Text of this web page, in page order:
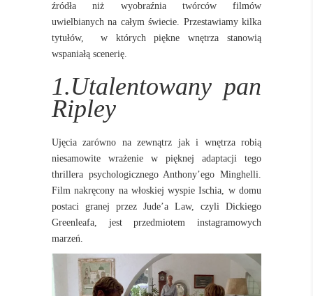
źródła niż wyobraźnia twórców filmów
uwielbianych na całym świecie. Przestawiamy kilka
tytułów, w których piękne wnętrza stanowią
wspaniałą scenerię.
1.Utalentowany pan
Ripley
Ujęcia zarówno na zewnątrz jak i wnętrza robią
niesamowite wrażenie w pięknej adaptacji tego
thrillera psychologicznego Anthony’ego Minghelli.
Film nakręcony na włoskiej wyspie Ischia, w domu
postaci granej przez Jude’a Law, czyli Dickiego
Greenleafa, jest przedmiotem instagramowych
marzeń.